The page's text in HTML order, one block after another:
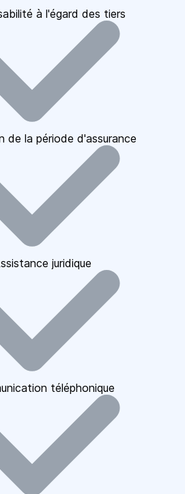
à l'égard des tiers
de la période d'assurance
juridique
téléphonique